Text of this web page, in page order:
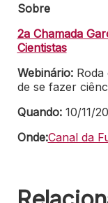
Sobre
2a Chamada
Cientistas
Webinário:
de se fazer
Quando:10/11/
Onde:Canal da